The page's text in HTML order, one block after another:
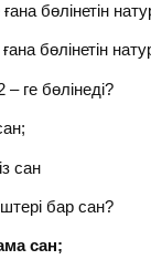
бөлінетін
бөлінетін
ге бөлінеді?
сан
бар сан?
сан;